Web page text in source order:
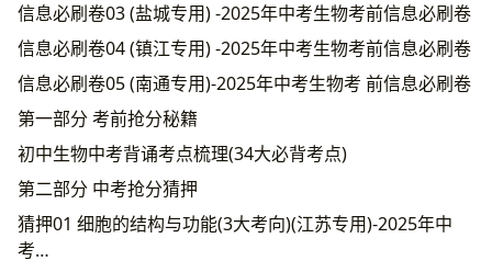
信息必刷卷03 (盐城专用) -2025年中考生物考前信息必刷卷
信息必刷卷04 (镇江专用) -2025年中考生物考前信息必刷卷
信息必刷卷05 (南通专用)-2025年中考生物考 前信息必刷卷
第一部分 考前抢分秘籍
初中生物中考背诵考点梳理(34大必背考点)
第二部分 中考抢分猜押
猜押01 细胞的结构与功能(3大考向)(江苏专用)-2025年中
考…